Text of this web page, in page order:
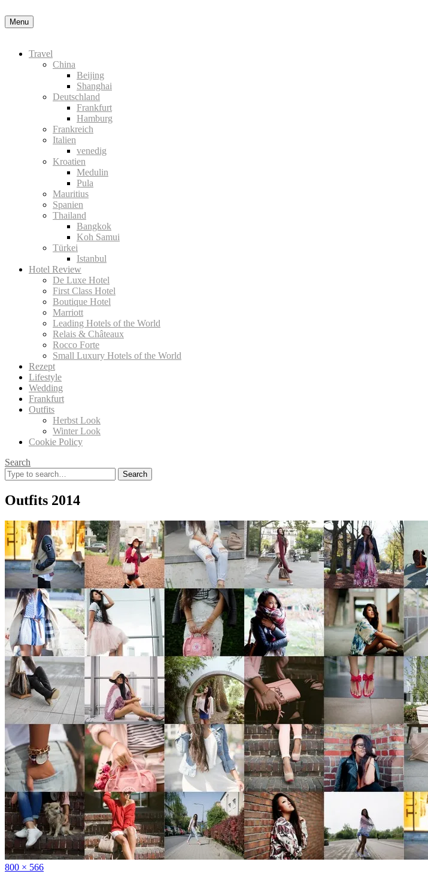
Menu
Travel
China
Beijing
Shanghai
Deutschland
Frankfurt
Hamburg
Frankreich
Italien
venedig
Kroatien
Medulin
Pula
Mauritius
Spanien
Thailand
Bangkok
Koh Samui
Türkei
Istanbul
Hotel Review
De Luxe Hotel
First Class Hotel
Boutique Hotel
Marriott
Leading Hotels of the World
Relais & Châteaux
Rocco Forte
Small Luxury Hotels of the World
Rezept
Lifestyle
Wedding
Frankfurt
Outfits
Herbst Look
Winter Look
Cookie Policy
Search
Search
for:
Outfits 2014
Full
800 × 566